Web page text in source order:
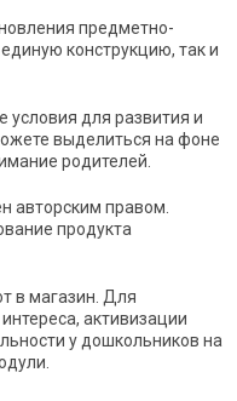
предметно-
конструкцию, так и
для развития и
выделиться на фоне
родителей.
авторским правом.
продукта
в магазин. Для
активизации
у дошкольников на